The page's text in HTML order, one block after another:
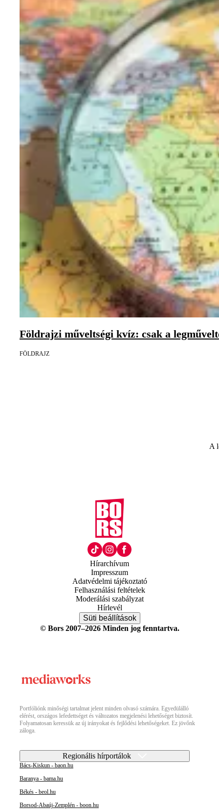
Földrajzi műveltségi kvíz: csak a
FÖLDRAJZ
A
Hírarchívum
Impresszum
Adatvédelmi tájékoztató
Felhasználási feltételek
Moderálási szabályzat
Hírlevél
Süti beállítások
© Bors 2007–2026 Minden jog fenntartva.
Portfóliónk minőségi tartalmat jelent minden olvasó számára. Egyedülálló
elérést, országos lefedettséget és változatos megjelenési lehetőséget biztosít.
Folyamatosan keressük az új irányokat és fejlődési lehetőségeket. Ez jövőnk
záloga.
Regionális hírportálok
Bács-Kiskun - baon.hu
Baranya - bama.hu
Békés - beol.hu
Borsod-Abaúj-Zemplén - boon.hu